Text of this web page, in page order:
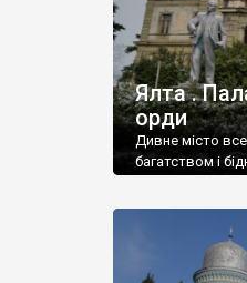
Ялта .
орди
Дивне місто
багатством і